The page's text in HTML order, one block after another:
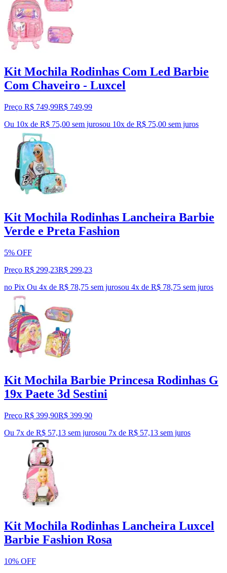
Kit Mochila Rodinhas Com Led Barbie
Com Chaveiro - Luxcel
Preço R$ 749,99R$ 749,99
Ou 10x de R$ 75,00 sem jurosou 10x de R$ 75,00 sem juros
Kit Mochila Rodinhas Lancheira Barbie
Verde e Preta Fashion
5% OFF
Preço R$ 299,23R$ 299,23
no Pix Ou 4x de R$ 78,75 sem jurosou 4x de R$ 78,75 sem juros
Kit Mochila Barbie Princesa Rodinhas G
19x Paete 3d Sestini
Preço R$ 399,90R$ 399,90
Ou 7x de R$ 57,13 sem jurosou 7x de R$ 57,13 sem juros
Kit Mochila Rodinhas Lancheira Luxcel
Barbie Fashion Rosa
10% OFF